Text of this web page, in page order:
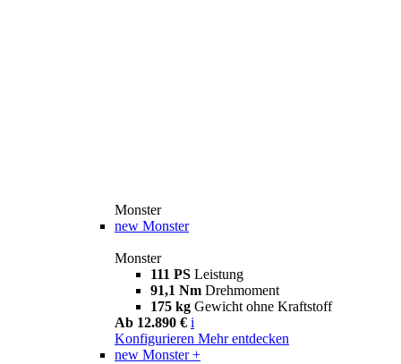
Monster
new Monster
Monster
111 PS Leistung
91,1 Nm Drehmoment
175 kg Gewicht ohne Kraftstoff
Ab 12.890 € i
Konfigurieren Mehr entdecken
new Monster +